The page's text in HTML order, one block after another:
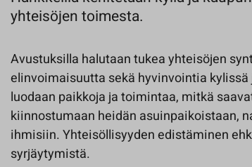
yhteisöjen toimesta.
Avustuksilla halutaan tukea yhteisöjen
elinvoimaisuutta sekä hyvinvointia
luodaan paikkoja ja toimintaa, mitkä
kiinnostumaan heidän asuinpaikoistaan,
ihmisiin. Yhteisöllisyyden edistäminen
syrjäytymistä.